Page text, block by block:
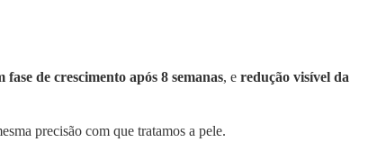
de crescimento após 8 semanas, e redução visível da
precisão com que tratamos a pele.